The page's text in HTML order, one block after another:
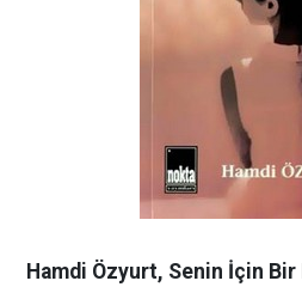
Hamdi Özyurt, Senin İçin